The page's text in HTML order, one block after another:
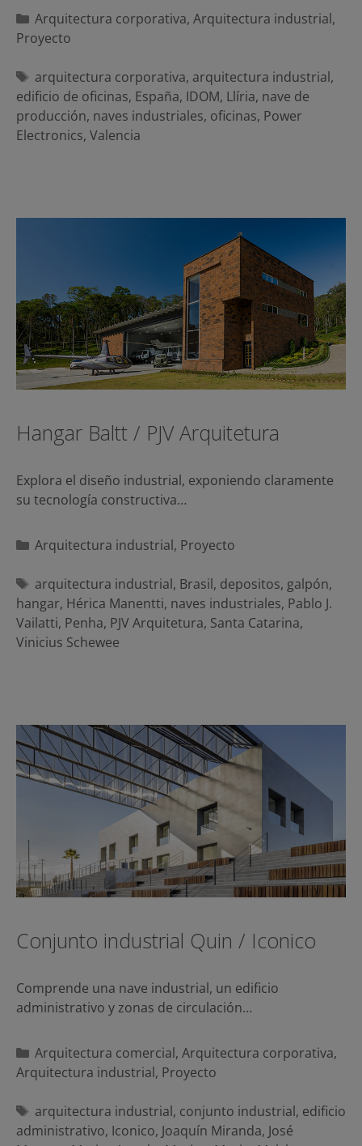
Categorías
Arquitectura corporativa, Arquitectura industrial,
Proyecto
Etiquetas
arquitectura corporativa, arquitectura industrial,
edificio de oficinas, España, IDOM, Llíria, nave de
producción, naves industriales, oficinas, Power
Electronics, Valencia
Hangar Baltt / PJV Arquitetura
Explora el diseño industrial, exponiendo claramente
su tecnología constructiva…
Categorías
Arquitectura industrial, Proyecto
Etiquetas
arquitectura industrial, Brasil, depositos, galpón,
hangar, Hérica Manentti, naves industriales, Pablo J.
Vailatti, Penha, PJV Arquitetura, Santa Catarina,
Vinicius Schewee
Conjunto industrial Quin / Iconico
Comprende una nave industrial, un edificio
administrativo y zonas de circulación…
Categorías
Arquitectura comercial, Arquitectura corporativa,
Arquitectura industrial, Proyecto
Etiquetas
arquitectura industrial, conjunto industrial, edificio
administrativo, Iconico, Joaquín Miranda, José